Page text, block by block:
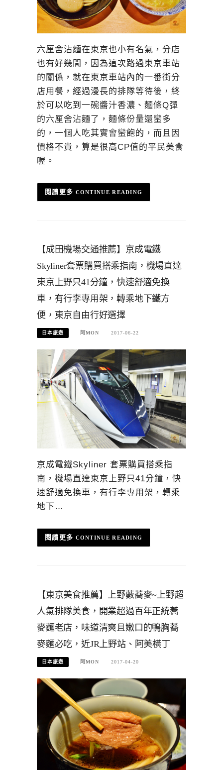
六厘舍沾麵在東京也小有名氣，分店
也有好幾間，因為這次路過東京車站
的關係，就在東京車站內的一番街分
店用餐，經過漫長的排隊等待後，終
於可以吃到一碗醬汁香濃、麵條Q彈
的六厘舍沾麵了，麵條份量還蠻多
的，一個人吃其實會蠻飽的，而且因
價格不貴，算是很高CP值的平民美食
喔。
CONTINUE READING
【成田機場交通推薦】京成電鐵
Skyliner套票購買搭乘指南，機場直達
東京上野只41分鐘，快速舒適免換
車，有行李專用架，轉乘地下鐵方
便，東京自由行好選擇
日本旅遊 阿MON 2017-06-22
京成電鐵Skyliner 套票購買搭乘指
南，機場直達東京上野只41分鐘，快
速舒適免換車，有行李專用架，轉乘
地下…
CONTINUE READING
【東京美食推薦】上野藪蕎麥~上野超
人氣排隊美食，開業超過百年正統蕎
麥麵老店，味道清爽且嫩口的鴨胸蕎
麥麵必吃，近JR上野站、阿美橫丁
日本旅遊 阿MON 2017-04-20